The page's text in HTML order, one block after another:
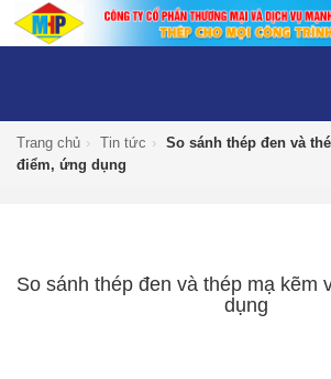
Trang chủ › Tin tức › So sánh thép đen và
điểm, ứng dụng
So sánh thép đen và thép mạ kẽm
dụng